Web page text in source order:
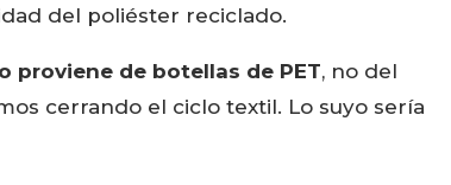
del poliéster reciclado.
proviene de botellas de PET, no del
cerrando el ciclo textil. Lo suyo sería